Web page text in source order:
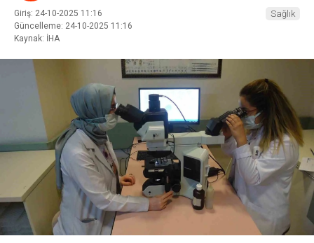
Giriş: 24-10-2025 11:16
Güncelleme: 24-10-2025 11:16
Kaynak: İHA
Sağlık